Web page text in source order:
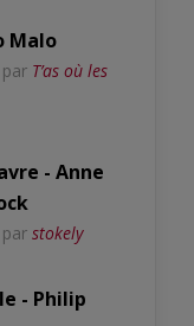
Malo
par T’as où les
- Anne
par stokely
- Philip